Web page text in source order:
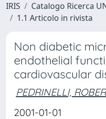
IRIS Catalogo Ricerca
1.1 Articolo in rivista
Non diabetic
endothelial
cardiovascular
PEDRINELLI,
2001-01-01